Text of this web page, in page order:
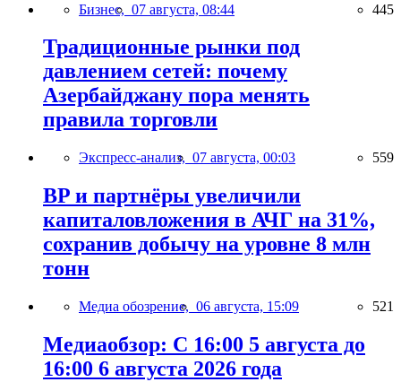
Бизнес, 07 августа, 08:44 445
Традиционные рынки под
давлением сетей: почему
Азербайджану пора менять
правила торговли
Экспресс-анализ, 07 августа, 00:03 559
BP и партнёры увеличили
капиталовложения в АЧГ на 31%,
сохранив добычу на уровне 8 млн
тонн
Медиа обозрение, 06 августа, 15:09 521
Медиаобзор: С 16:00 5 августа до
16:00 6 августа 2026 года